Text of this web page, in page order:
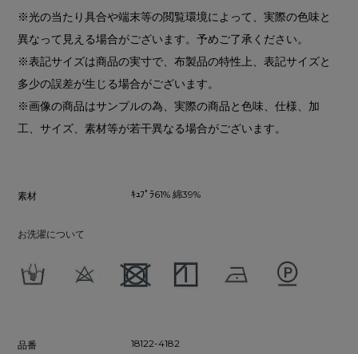
※光の当たり具合や端末等の閲覧環境によって、実際の色味と
異なって見える場合がございます。予めご了承ください。
※表記サイズは商品の実寸で、布製品の特性上、表記サイズと
多少の誤差が生じる場合がございます。
※画像の商品はサンプルの為、実際の商品と色味、仕様、加
工、サイズ、素材等が若干異なる場合がございます。
素材 ｷｭﾌﾟﾗ61% 綿39%
お洗濯について
品番
18122-4182